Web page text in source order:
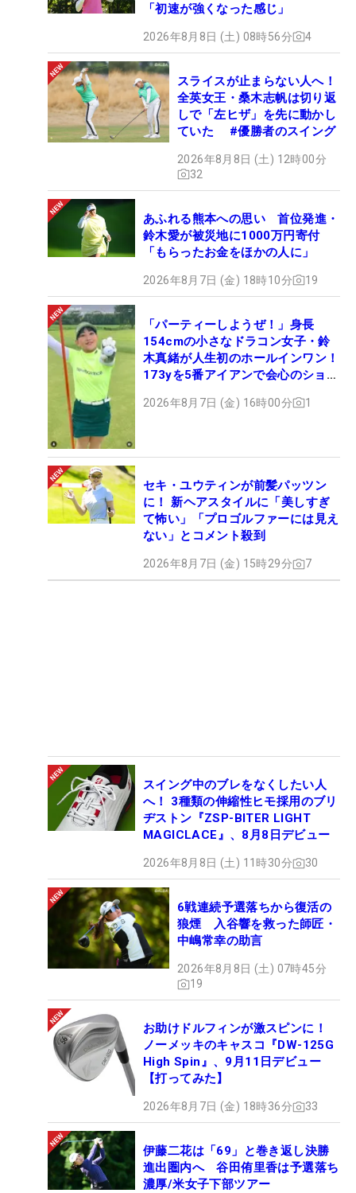
「初速が強くなった感じ」
2026年8月8日 (土) 08時56分 4
スライスが止まらない人へ！
全英女王・桑木志帆は切り返
しで「左ヒザ」を先に動かし
ていた #優勝者のスイング
2026年8月8日 (土) 12時00分
32
あふれる熊本への思い 首位発進・
鈴木愛が被災地に1000万円寄付
「もらったお金をほかの人に」
2026年8月7日 (金) 18時10分 19
「パーティーしようぜ！」身長
154cmの小さなドラコン女子・鈴
木真緒が人生初のホールインワン！
173yを5番アイアンで会心のショッ
2026年8月7日 (金) 16時00分 1
セキ・ユウティンが前髪パッツン
に！ 新ヘアスタイルに「美しすぎ
て怖い」「プロゴルファーには見え
ない」とコメント殺到
2026年8月7日 (金) 15時29分 7
スイング中のブレをなくしたい人
へ！ 3種類の伸縮性ヒモ採用のブリ
ヂストン『ZSP-BITER LIGHT
MAGICLACE』、8月8日デビュー
2026年8月8日 (土) 11時30分 30
6戦連続予選落ちから復活の
狼煙 入谷響を救った師匠・
中嶋常幸の助言
2026年8月8日 (土) 07時45分
19
お助けドルフィンが激スピンに！
ノーメッキのキャスコ『DW-125G
High Spin』、9月11日デビュー
【打ってみた】
2026年8月7日 (金) 18時36分 33
伊藤二花は「69」と巻き返し決勝
進出圏内へ 谷田侑里香は予選落ち
濃厚/米女子下部ツアー